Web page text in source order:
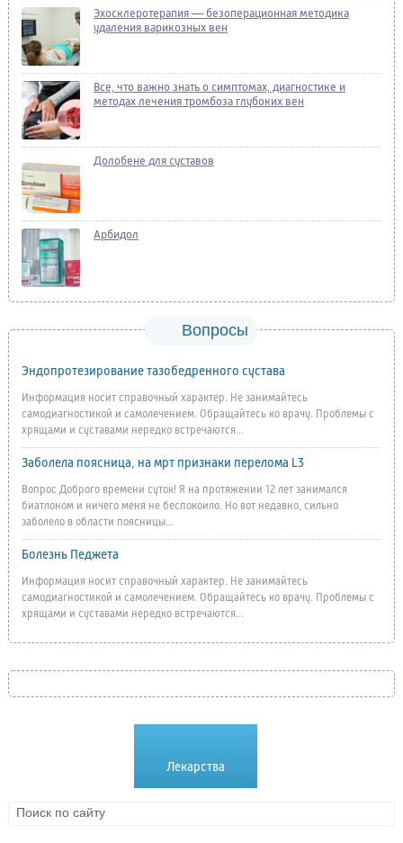
Эхосклеротерапия — безоперационная методика
удаления варикозных вен
Все, что важно знать о симптомах, диагностике и
методах лечения тромбоза глубоких вен
Долобене для суставов
Арбидол
Вопросы
Эндопротезирование тазобедренного сустава
Информация носит справочный характер. Не занимайтесь
самодиагностикой и самолечением. Обращайтесь ко врачу. Проблемы с
хрящами и суставами нередко встречаются...
Заболела поясница, на мрт признаки перелома L3
Вопрос Доброго времени суток! Я на протяжении 12 лет занимался
биатлоном и ничего меня не беспокоило. Но вот недавно, сильно
заболело в области поясницы...
Болезнь Педжета
Информация носит справочный характер. Не занимайтесь
самодиагностикой и самолечением. Обращайтесь ко врачу. Проблемы с
хрящами и суставами нередко встречаются...
Лекарства